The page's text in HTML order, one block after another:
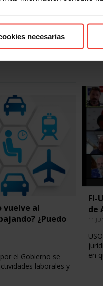
necesarias
producirse por
el proceso
de nuevas
2
FI-
de
11
en
vuelve al
¿Puedo
el Gobierno se
laborales y